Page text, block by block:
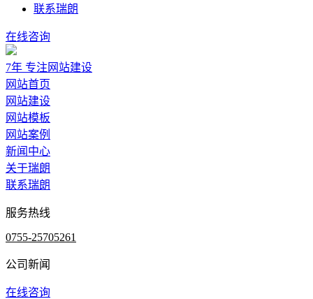
联系瑞朗
在线咨询
7年 专注网站建设
网站首页
网站建设
网站模板
网站案例
新闻中心
关于瑞朗
联系瑞朗
服务热线
0755-25705261
公司新闻
在线咨询